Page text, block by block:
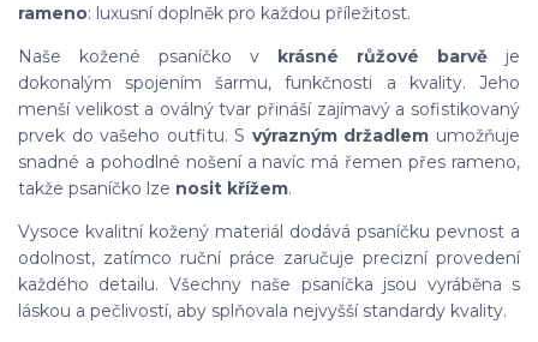
rameno: luxusní doplněk pro každou příležitost.
Naše kožené psaníčko v krásné růžové barvěje
dokonalým spojením šarmu, funkčnosti a kvality. Jeho
menší velikost a oválný tvar přináší zajímavý a sofistikovaný
prvek do vašeho outfitu. S výrazným držadlem umožňuje
snadné a pohodlné nošení a navíc má řemen přes rameno,
takže psaníčko lze nosit křížem.
Vysoce kvalitní kožený materiál dodává psaníčku pevnost a
odolnost, zatímco ruční práce zaručuje precizní provedení
každého detailu. Všechny naše psaníčka jsou vyráběna s
láskou a pečlivostí, aby splňovala nejvyšší standardy kvality.